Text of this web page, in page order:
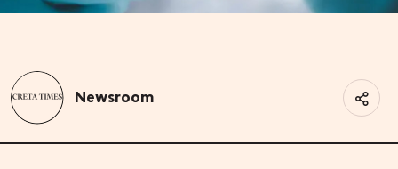
Newsroom